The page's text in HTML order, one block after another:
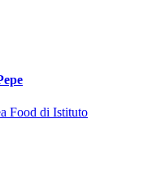
Food di Istituto